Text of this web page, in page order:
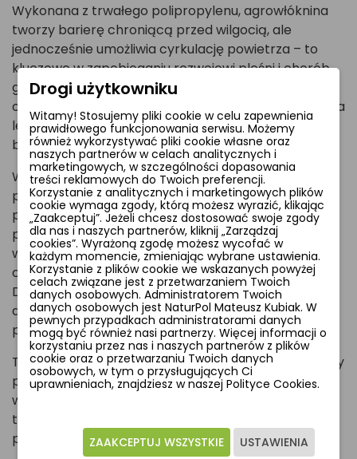
Wykonana z trwałego polipropylenu, agrowłóknina
tworzy barierę chroniącą przed wilgocią, ale
jednocześnie umożliwia cyrkulację powietrza – to
kluczowe w zapobieganiu rozwojowi pleśni i chorób
grzybowych. Jej wytrzymała struktura wytrzymuje
obciążenie śniegiem oraz mechaniczne naprężenia, a
lekki materiał ułatwia szybkie rozłożenie i demontaż
bez uszkodzeń.
W praktyce, agrowłóknina sprawdza się zarówno
przy krótkotrwałym (2-5 tygodni), jak i dłuższym
przechowywaniu buraków. Zaleca się okrycie pryzm
przed pierwszymi przymrozkami, a w przypadku
wyższych temperatur (>12°C) – możliwość
częściowego odkrycia dla poprawy wentylacji.
Dodatkowo, płachta ułatwia późniejszy załadunek i
doczyszczanie buraków, skracając czas
przygotowania do transportu.
To inwestycja, która się zwraca: redukuje straty masy
plonów, przedłuża świeżość buraków i służy przez
wiele sezonów. Wybierając NaturSorte, zyskujesz nie
tylko ochronę, ale i oszczędność czasu oraz
pieniędzy!
Drogi użytkowniku
Witamy! Stosujemy pliki cookie w celu zapewnienia
prawidłowego funkcjonowania serwisu. Możemy
również wykorzystywać pliki cookie własne oraz
naszych partnerów w celach analitycznych i
marketingowych, w szczególności dopasowania
treści reklamowych do Twoich preferencji.
Korzystanie z analitycznych i marketingowych plików
cookie wymaga zgody, którą możesz wyrazić, klikając
„Zaakceptuj”. Jeżeli chcesz dostosować swoje zgody
dla nas i naszych partnerów, kliknij „Zarządzaj
cookies”. Wyrażoną zgodę możesz wycofać w
każdym momencie, zmieniając wybrane ustawienia.
Korzystanie z plików cookie we wskazanych powyżej
celach związane jest z przetwarzaniem Twoich
danych osobowych. Administratorem Twoich
danych osobowych jest NaturPol Mateusz Kubiak. W
pewnych przypadkach administratorami danych
mogą być również nasi partnerzy. Więcej informacji o
korzystaniu przez nas i naszych partnerów z plików
cookie oraz o przetwarzaniu Twoich danych
osobowych, w tym o przysługujących Ci
uprawnieniach, znajdziesz w naszej Polityce Cookies.
USTAWIENIA
ZAAKCEPTUJ WSZYSTKIE